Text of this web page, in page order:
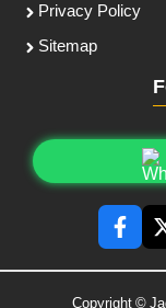
Privacy Policy
Sitemap